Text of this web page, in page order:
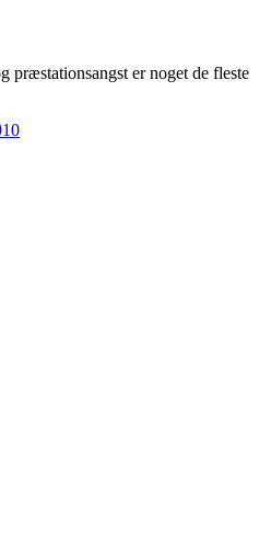
præstationsangst er noget de fleste